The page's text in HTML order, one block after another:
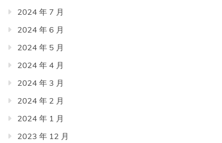
2024 年 7 月
2024 年 6 月
2024 年 5 月
2024 年 4 月
2024 年 3 月
2024 年 2 月
2024 年 1 月
2023 年 12 月